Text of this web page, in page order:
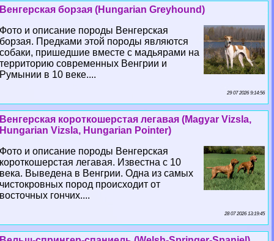
Венгерская борзая (Hungarian Greyhound)
Фото и описание породы Венгерская
борзая. Предками этой породы являются
собаки, пришедшие вместе с мадьярами на
территорию современных Венгрии и
Румынии в 10 веке....
29 07 2026 9:14:56
Венгерская короткошерстая легавая (Magyar Vizsla,
Hungarian Vizsla, Hungarian Pointer)
Фото и описание породы Венгерская
короткошерстая легавая. Известна с 10
века. Выведена в Венгрии. Одна из самых
чистокровных пород происходит от
восточных гончих....
28 07 2026 13:19:45